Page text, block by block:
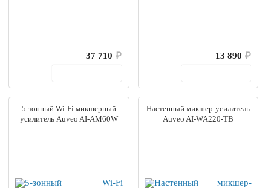
37 710 ₽
13 890 ₽
5-зонный Wi-Fi микшерный
усилитель Auveo AI-AM60W
Настенный микшер-усилитель
Auveo AI-WA220-TB